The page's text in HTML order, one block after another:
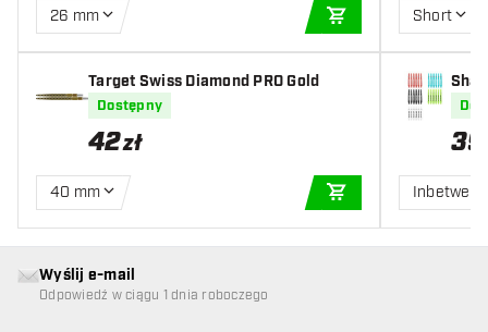
26 mm
DODAJ DO
Target Swiss Diamond PRO Gold
Dostępny
42zł
40 mm
DODAJ DO
Short
39
Inbetween
Wyślij e-mail
Odpowiedź w ciągu 1 dnia roboczego